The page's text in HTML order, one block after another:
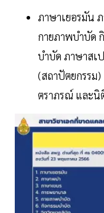
ภาษาเยอรมัน
กายภาพบำบัด
บำบัด ภาษาสเ
(สถาปัตยกรรม
ตราภรณ์ และนิ